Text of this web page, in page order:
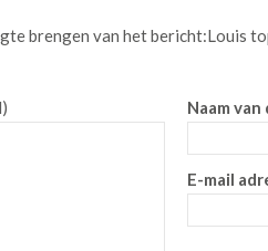
brengen van het bericht:Louis
Naam
E-mail